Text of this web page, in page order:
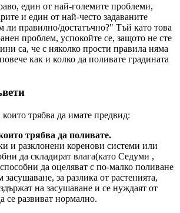
един от най-големите проблеми,
и един от най-често задаваните
правилно/достатъчно?" Тъй като това
проблем, успокойте се, защото не сте
са, че с няколко прости правила няма
как и колко да поливате градината
трябва да имате предвид:
трябва да поливате.
и разклонени коренови системи или
да складират влага(като Седуми ,
да оцеляват с по-малко поливане
за разлика от растенията,
на засушаване и се нуждаят от
се развиват нормално.